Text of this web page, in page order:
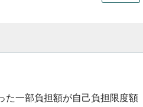
た一部負担額が自己負担限度額